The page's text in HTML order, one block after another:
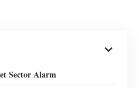
Sector Alarm